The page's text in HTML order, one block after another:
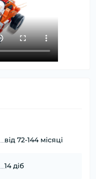
від 72-144 місяці
14 діб